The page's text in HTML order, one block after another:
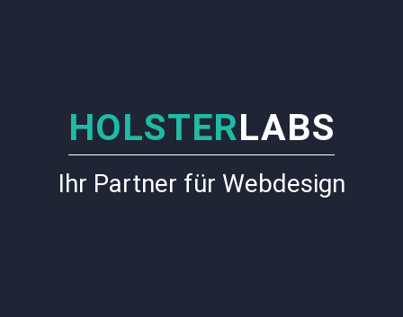
HOLSTERLABS
Ihr Partner für Webdesign